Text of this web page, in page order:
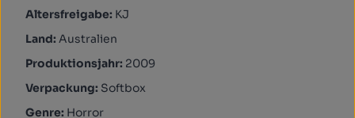
Altersfreigabe: KJ
Land: Australien
Produktionsjahr: 2009
Verpackung: Softbox
Genre: Horror